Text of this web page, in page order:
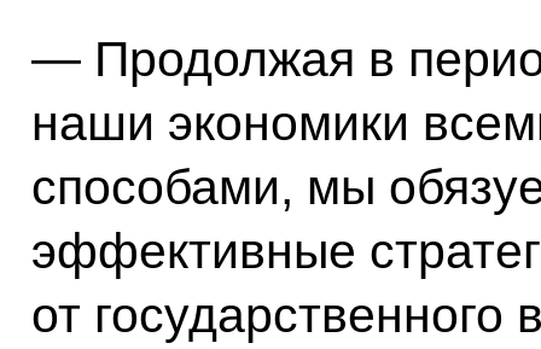
— Продолжая в
наши экономики
способами, мы
эффективные
от